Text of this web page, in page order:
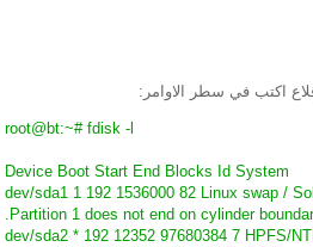
اكتب في سطر الاوامر:
root@bt:~# fdisk -l
Device Boot Start End Blocks Id System
Partition 1 does not end on cylinder